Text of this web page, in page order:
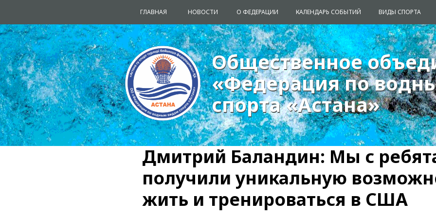
ГЛАВНАЯ О ФЕДЕРАЦИИ КАЛЕНДАРЬ СОБЫТИЙ ВИДЫ СПОРТА
НОВОСТИ
Общественное
«Федерация по
спорта «Астана»
Общественное
«Федерация по
спорта «Астана»
Дмитрий Баландин: Мы с
получили уникальную
жить и тренироваться в США